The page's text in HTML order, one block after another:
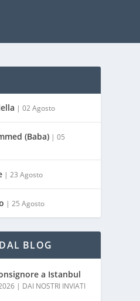
| 02 Agosto
(Baba) | 05
| 23 Agosto
| 25 Agosto
BLOG
a Istanbul
| DAI NOSTRI INVIATI